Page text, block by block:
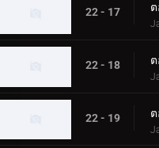
22 - 17
22 - 18
22 - 19